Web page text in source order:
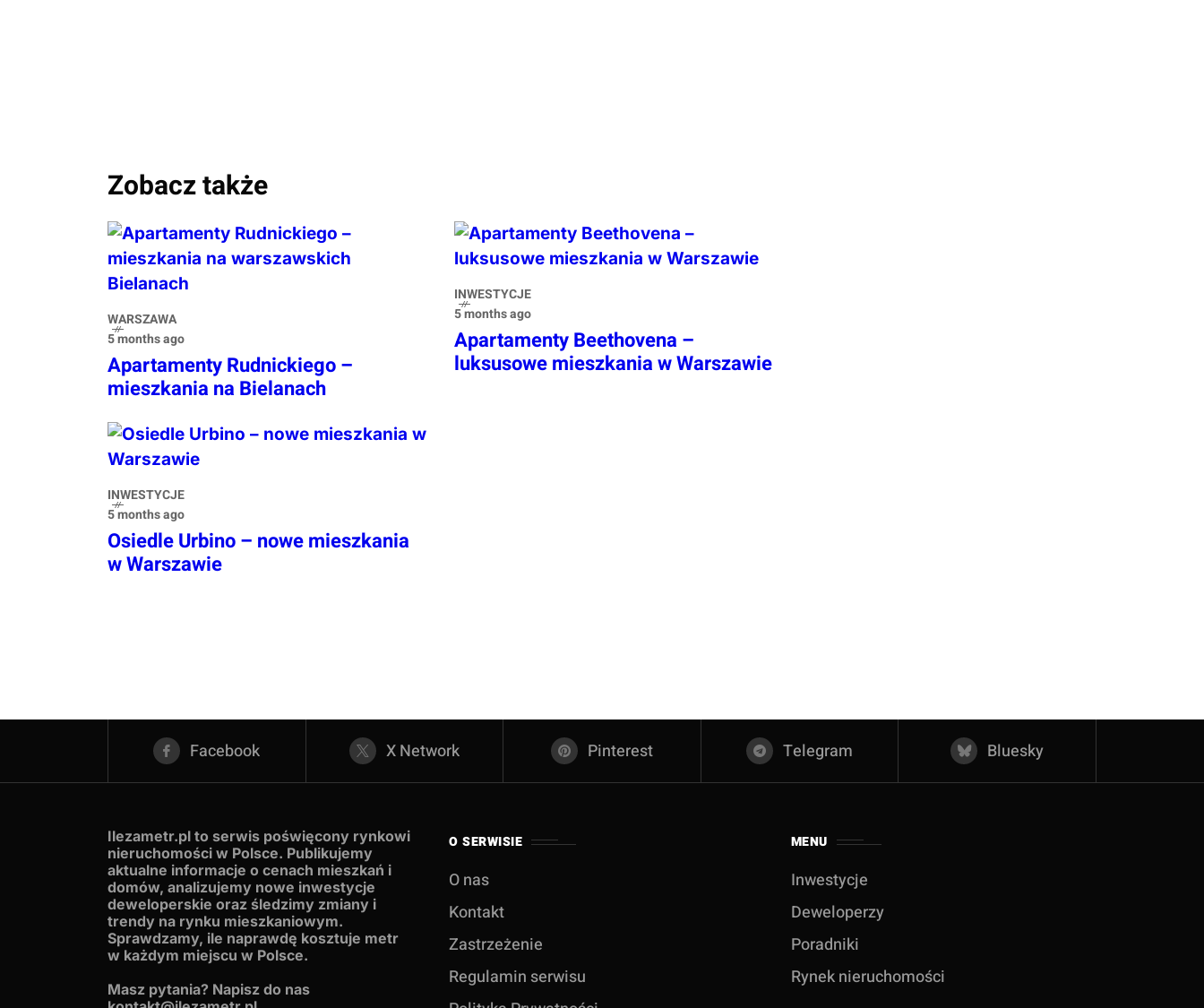
Zobacz także
WARSZAWA
5 months ago
Apartamenty Rudnickiego –
mieszkania na Bielanach
INWESTYCJE
5 months ago
Apartamenty Beethovena –
luksusowe mieszkania w Warszawie
INWESTYCJE
5 months ago
Osiedle Urbino – nowe mieszkania
w Warszawie
Facebook X Network Pinterest Telegram Bluesky
Ilezametr.pl to serwis poświęcony rynkowi
nieruchomości w Polsce. Publikujemy
aktualne informacje o cenach mieszkań i
domów, analizujemy nowe inwestycje
deweloperskie oraz śledzimy zmiany i
trendy na rynku mieszkaniowym.
Sprawdzamy, ile naprawdę kosztuje metr
w każdym miejscu w Polsce.
Masz pytania? Napisz do nas
O SERWISIE
O nas
Kontakt
Zastrzeżenie
Regulamin serwisu
MENU
Inwestycje
Deweloperzy
Poradniki
Rynek nieruchomości